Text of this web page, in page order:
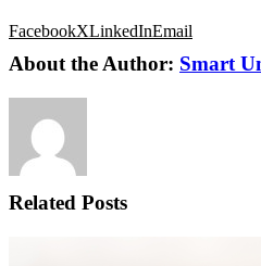
FacebookXLinkedInEmail
About the Author: Smart
Related Posts